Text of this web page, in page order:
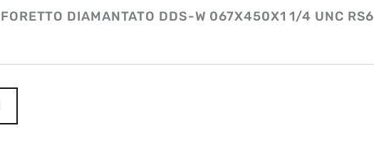
FORETTO DIAMANTATO DDS-W 067X450X1 1/4 UNC RS6